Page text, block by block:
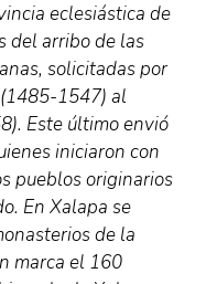
eclesiástica de
del arribo de las
solicitadas por
(1485-1547) al
Este último envió
iniciaron con
pueblos originarios
En Xalapa se
de la
marca el 160